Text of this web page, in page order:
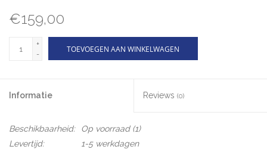
€159,00
+
-
TOEVOEGEN AAN WINKELWAGEN
Informatie Reviews (0)
Beschikbaarheid: Op voorraad(1)
Levertijd:
1-5 werkdagen